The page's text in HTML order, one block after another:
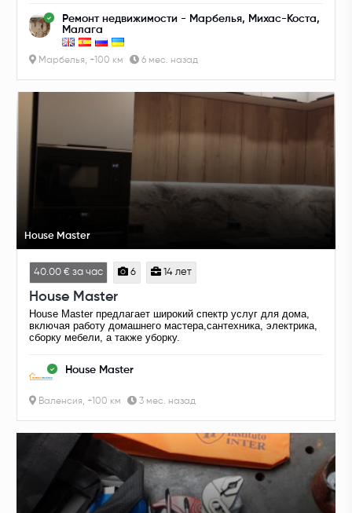
Ремонт недвижимости - Марбелья, Михас-Коста,
Малага
Марбелья, +100 км 6 мес. назад
House Master
40.00 € за час 6 14 лет
House Master
House Master предлагает широкий спектр услуг для дома,
включая работу домашнего мастера,сантехника, электрика,
сборку мебели, а также уборку.
House Master
Валенсия, +100 км 3 мес. назад